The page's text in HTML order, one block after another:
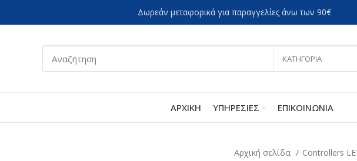
Δωρεάν μεταφορικά για παραγγελίες άνω των 90€
ΚΑΤΗΓΟΡΙΑ
ΑΡΧΙΚΗ ΥΠΗΡΕΣΙΕΣ EΠΙΚΟΙΝΩΝΙΑ
Αρχική σελίδα
Controllers